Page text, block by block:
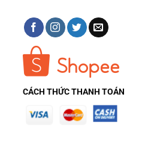
CÁCH THỨC THANH TOÁN